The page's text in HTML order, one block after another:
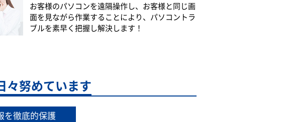
お客様のパソコンを遠隔操作し、お客様と同じ画
面を見ながら作業することにより、パソコントラ
ブルを素早く把握し解決します！
々努めています
を徹底的保護